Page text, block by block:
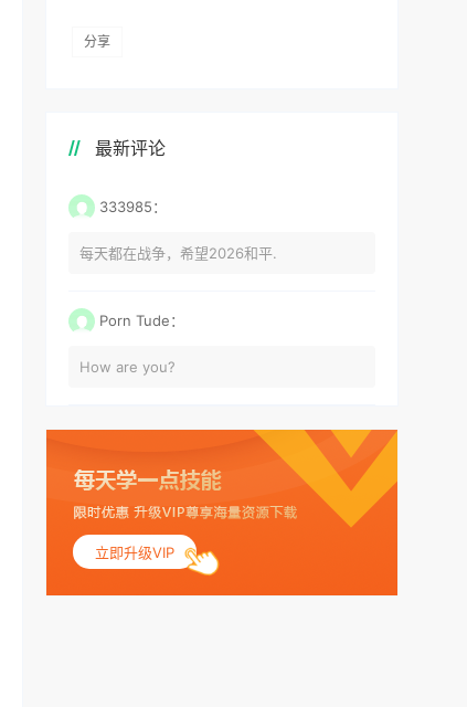
分享
最新评论
333985：
每天都在战争，希望2026和平.
Porn Tude：
How are you?
立即升级VIP